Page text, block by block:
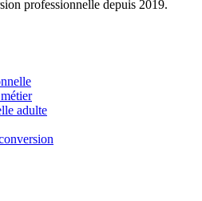
professionnelle depuis 2019.
adulte